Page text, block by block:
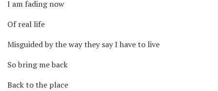
I am fading now
Of real life
Misguided by the way they say I have to live
So bring me back
Back to the place